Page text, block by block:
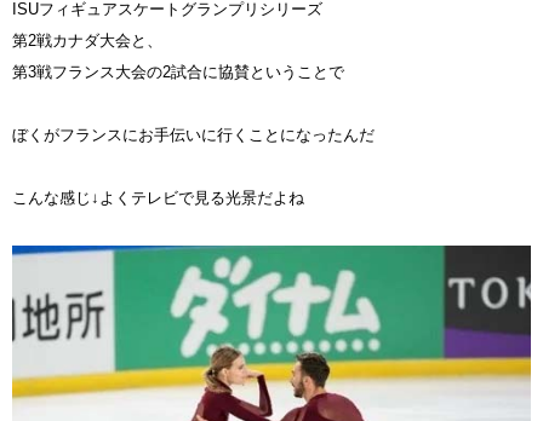
ISUフィギュアスケートグランプリシリーズ
第2戦カナダ大会と、
第3戦フランス大会の2試合に協賛ということで
ぼくがフランスにお手伝いに行くことになったんだ
こんな感じ↓よくテレビで見る光景だよね